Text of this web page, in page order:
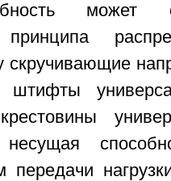
может
принципа
скручивающие
штифты
передачи